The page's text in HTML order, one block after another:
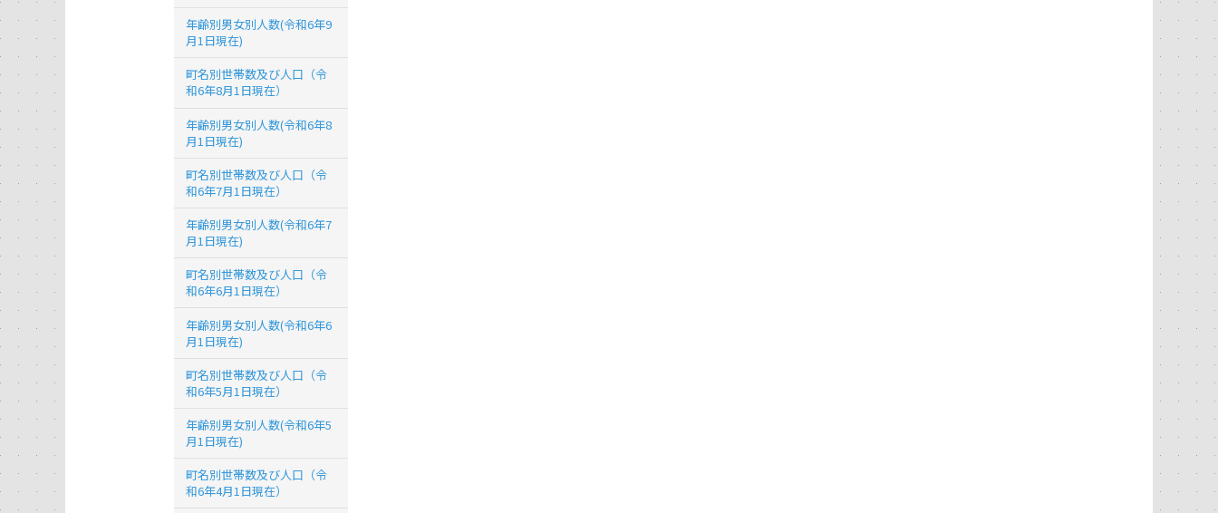
年齢別男女別人数(令和6年9
月1日現在)
町名別世帯数及び人口（令
和6年8月1日現在）
年齢別男女別人数(令和6年8
月1日現在)
町名別世帯数及び人口（令
和6年7月1日現在）
年齢別男女別人数(令和6年7
月1日現在)
町名別世帯数及び人口（令
和6年6月1日現在）
年齢別男女別人数(令和6年6
月1日現在)
町名別世帯数及び人口（令
和6年5月1日現在）
年齢別男女別人数(令和6年5
月1日現在)
町名別世帯数及び人口（令
和6年4月1日現在）